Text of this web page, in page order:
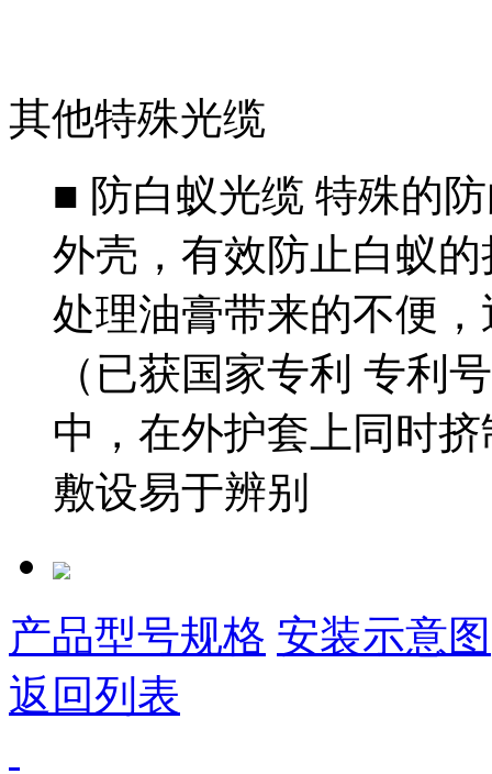
其他特殊光缆
■ 防白蚁光缆 特殊的
外壳，有效防止白蚁
处理油膏带来的不便
（已获国家专利 专利
中，在外护套上同时
敷设易于辨别
产品型号规格 安装示意图
返回列表